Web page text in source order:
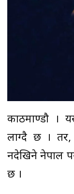
काठमाण्डौ ।
लाग्दै छ । तर,
नदेखिने नेपाल
छ ।